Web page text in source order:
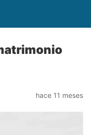
hace 11 meses